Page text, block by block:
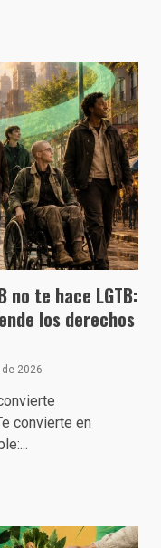
no te hace LGTB:
los derechos
2026
convierte en